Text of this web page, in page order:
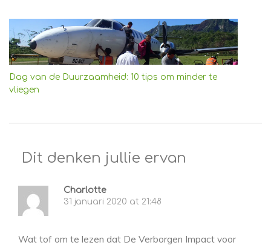
Dag van de Duurzaamheid: 10 tips om minder te
vliegen
Dit denken jullie ervan
Charlotte
31 januari 2020 at 21:48
Wat tof om te lezen dat De Verborgen Impact voor